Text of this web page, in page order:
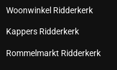
Woonwinkel Ridderkerk
Kappers Ridderkerk
Rommelmarkt Ridderkerk